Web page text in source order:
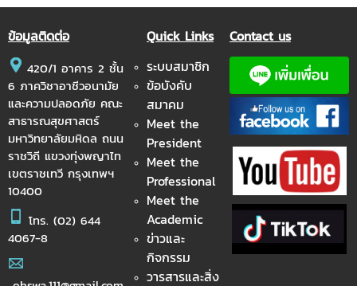
ข้อมูลติดต่อ
420/1 อาคาร 2 ชั้น
6 ภาควิชาอาชีวอนามัย
และความปลอดภัย คณะ
สาธารณสุขศาสตร์
มหาวิทยาลัยมหิดล ถนน
ราชวิถี แขวงทุ่งพญาไท
เขตราชเทวี กรุงเทพฯ
10400
โทร. (02) 644
4067-8
Quick Links
ระบบสมาชิก
ข้อบังคับ
สมาคม
Meet the
President
Meet the
Professional
Meet the
Academic
ข่าวและ
กิจกรรม
วารสารและสิ่ง
Contact us